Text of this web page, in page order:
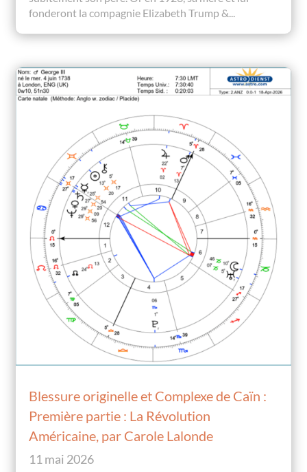
fonderont la compagnie Elizabeth Trump &...
Blessure originelle et Complexe de Caïn :
Première partie : La Révolution
Américaine, par Carole Lalonde
11 mai 2026